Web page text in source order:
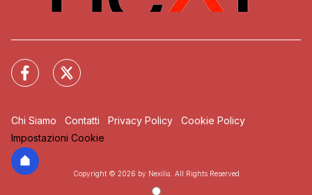
Chi Siamo Contatti Privacy Policy
Cookie Policy
Impostazioni Cookie
Copyright © 2026 by Nexilia. All Rights Reserved